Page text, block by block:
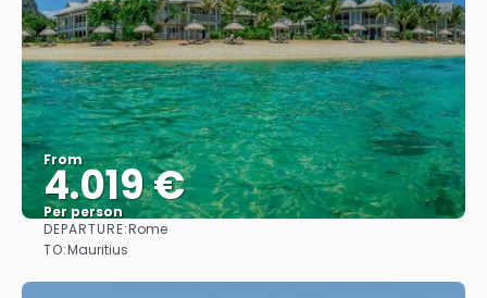
From
4.019 €
Per person
DEPARTURE:Rome
TO:Mauritius